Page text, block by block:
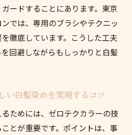
ードすることにあります。東京
では、専用のブラシやテクニッ
徹底しています。こうした工夫
回避しながらもしっかりと白髪
い白髪染めを実現するコツ
ためには、ゼロテクカラーの技
とが重要です。ポイントは、事